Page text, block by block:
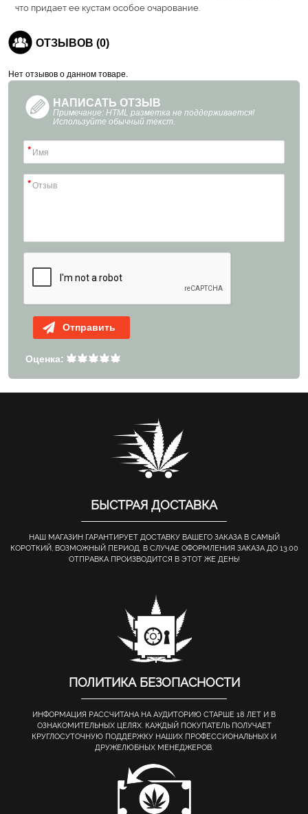
что придает ее кустам особое очарование.
ОТЗЫВОВ (0)
Нет отзывов о данном товаре.
НАПИСАТЬ ОТЗЫВ
Примечание: HTML разметка не поддерживается!
Используйте обычный текст.
Отправить
Оценка:
БЫСТРАЯ ДОСТАВКА
НАШ МАГАЗИН ГАРАНТИРУЕТ ДОСТАВКУ ВАШЕГО ЗАКАЗА В САМЫЙ
КОРОТКИЙ, ВОЗМОЖНЫЙ ПЕРИОД. В СЛУЧАЕ ОФОРМЛЕНИЯ ЗАКАЗА ДО 13.00
ОТПРАВКА ПРОИЗВОДИТСЯ В ЭТОТ ЖЕ ДЕНЬ!
ПОЛИТИКА БЕЗОПАСНОСТИ
ИНФОРМАЦИЯ РАССЧИТАНА НА АУДИТОРИЮ СТАРШЕ 18 ЛЕТ И В
ОЗНАКОМИТЕЛЬНЫХ ЦЕЛЯХ. КАЖДЫЙ ПОКУПАТЕЛЬ ПОЛУЧАЕТ
КРУГЛОСУТОЧНУЮ ПОДДЕРЖКУ НАШИХ ПРОФЕССИОНАЛЬНЫХ И
ДРУЖЕЛЮБНЫХ МЕНЕДЖЕРОВ.